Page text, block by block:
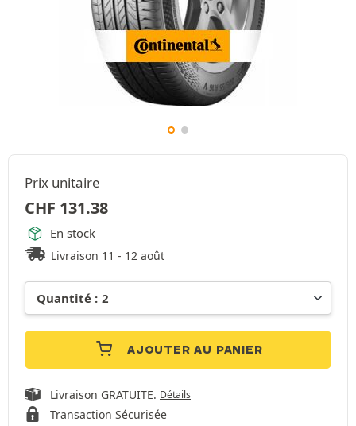
Prix unitaire
CHF 131.38
En stock
Livraison 11 - 12 août
AJOUTER AU PANIER
Livraison GRATUITE. Détails
Transaction Sécurisée